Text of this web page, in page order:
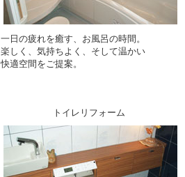
一日の疲れを癒す、お風呂の時間。
楽しく、気持ちよく、そして温かい
快適空間をご提案。
トイレリフォーム